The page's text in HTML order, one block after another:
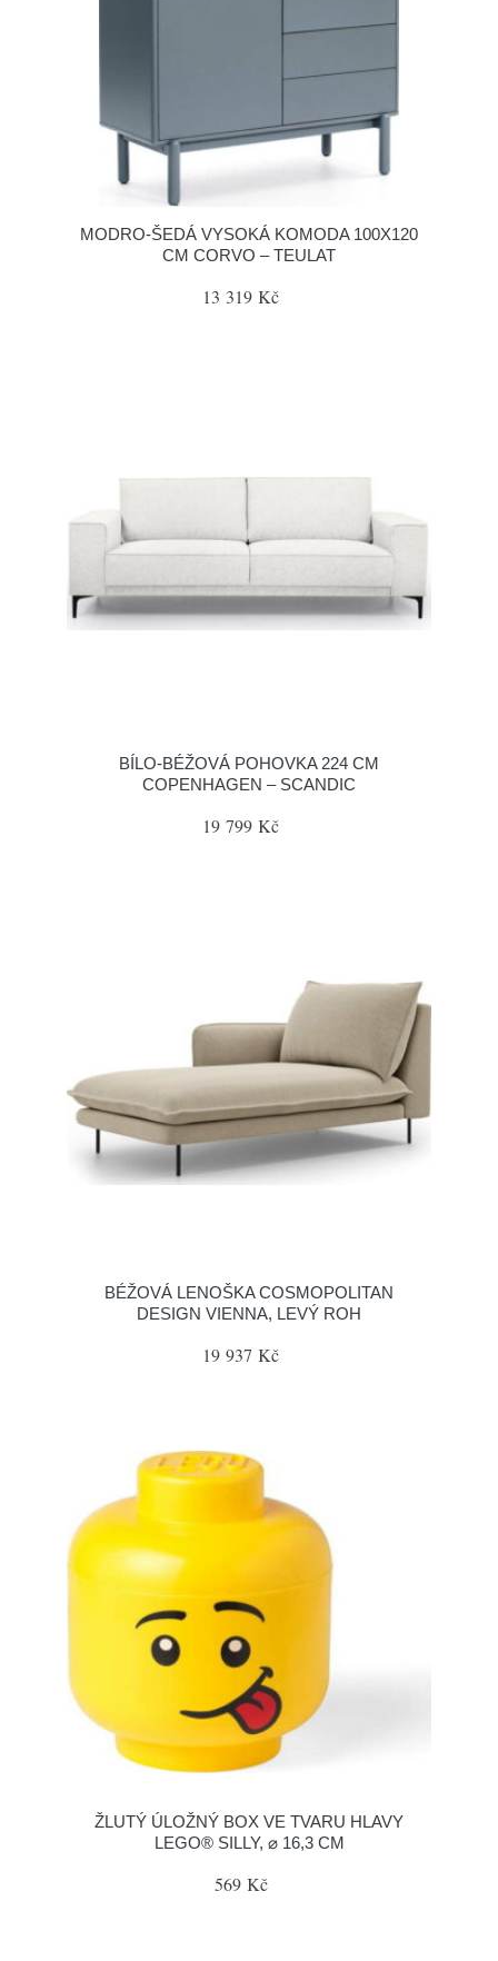
MODRO-ŠEDÁ VYSOKÁ KOMODA 100X120
CM CORVO – TEULAT
13 319 Kč
BÍLO-BÉŽOVÁ POHOVKA 224 CM
COPENHAGEN – SCANDIC
19 799 Kč
BÉŽOVÁ LENOŠKA COSMOPOLITAN
DESIGN VIENNA, LEVÝ ROH
19 937 Kč
ŽLUTÝ ÚLOŽNÝ BOX VE TVARU HLAVY
LEGO® SILLY, ⌀ 16,3 CM
569 Kč